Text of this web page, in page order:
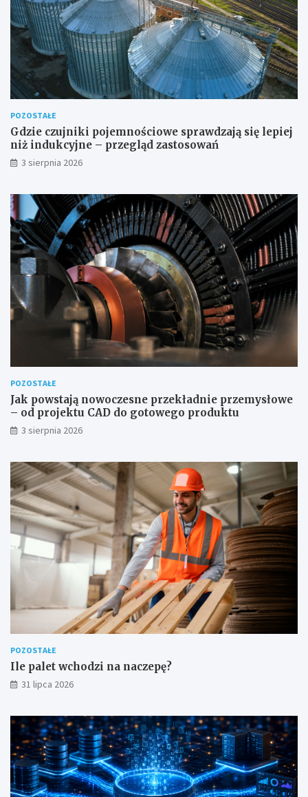
POZOSTAŁE
Gdzie czujniki pojemnościowe sprawdzają się lepiej
niż indukcyjne – przegląd zastosowań
3 sierpnia 2026
POZOSTAŁE
Jak powstają nowoczesne przekładnie przemysłowe
– od projektu CAD do gotowego produktu
3 sierpnia 2026
POZOSTAŁE
Ile palet wchodzi na naczepę?
31 lipca 2026